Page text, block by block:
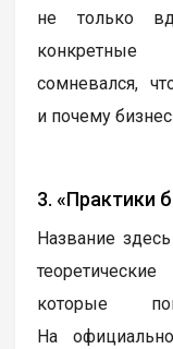
не только
конкретные
сомневался,
и почему
3. «Практики
Название
которые
На